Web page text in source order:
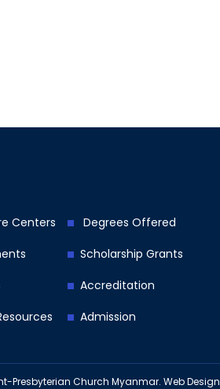
Centers Degrees Offered
Scholarship Grants
Accreditation
Admission
Presbyterian Church Myanmar. Web Design